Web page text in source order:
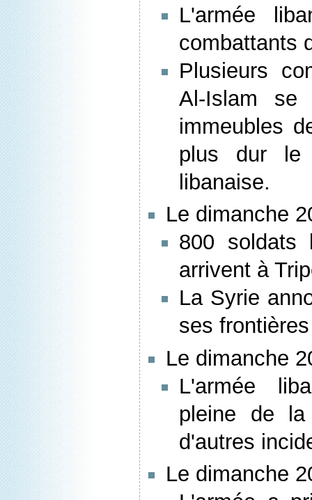
L'armée
combattants
Plusieurs
Al-Islam se
immeubles
plus dur le
libanaise.
Le dimanche
800 soldats
arrivent à
La Syrie
ses
Le dimanche
L'armée
pleine de
d'autres
Le dimanche